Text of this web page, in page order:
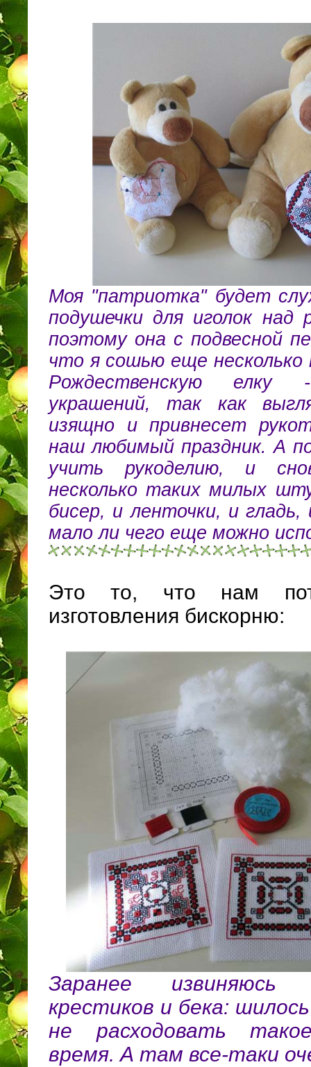
Моя "патриотка" будет
подушечки для иголок над
поэтому она с подвесной
что я сошью еще
Рождественскую
украшений, так как
изящно и привнесет
наш любимый праздник. А
учить рукоделию, и
несколько таких милых
бисер, и ленточки, и гладь,
мало ли чего еще можно
Это то, что нам
изготовления бискорню:
Заранее извиняюсь
крестиков и бека:
не расходовать
время. А там все-таки